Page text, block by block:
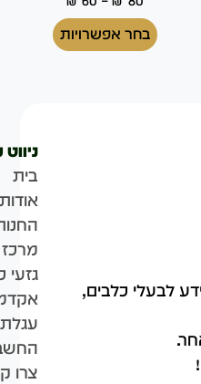
בחר אפשרויות
לבעלי כלבים,
בית
אודות
גזעי
עגלת
צרו